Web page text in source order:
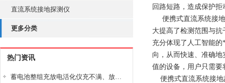
直流系统接地探测仪
更多分类
热门资讯
蓄电池整组充放电活化仪充不满、放不完怎么办？
回路短路，造成保护
便携式直流系统接地
大提高了检测范围与
充分体现了人工智能
向，从而快速、准确
值的设备，用户只需
便携式直流系统接地